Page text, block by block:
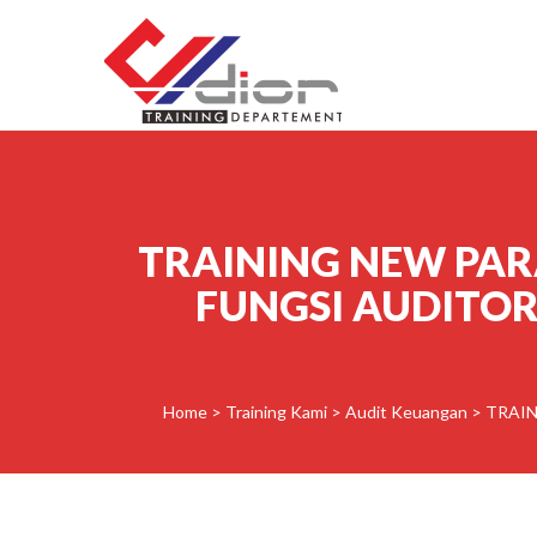
TRAINING NEW
FUNGSI
Home > Training Kami > Audit Keuangan >